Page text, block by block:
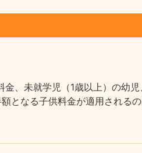
、未就学児（1歳以上）の幼児
となる子供料金が適用される